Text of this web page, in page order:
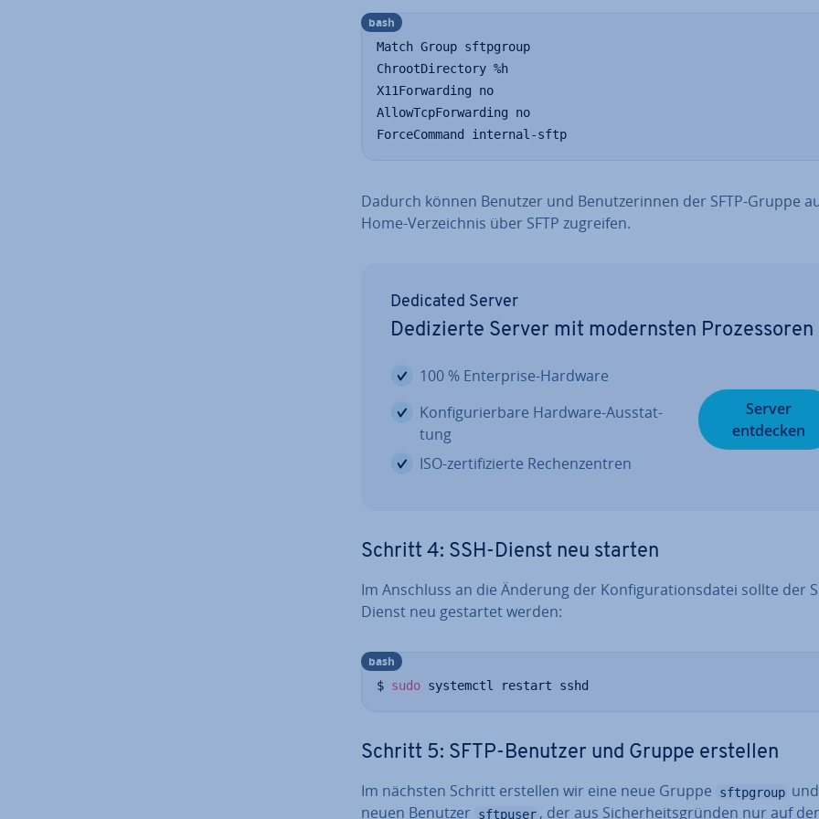
Match Group sftpgroup
ChrootDirectory %h
X11Forwarding no
AllowTcpForwarding no
ForceCommand internal-sftp
bash
Dadurch können Benutzer und Be­nut­ze­rin­nen der SFTP-Gruppe
Home-Ver­zeich­nis über SFTP zugreifen.
Dedicated Server
De­di­zier­te Server mit mo­derns­ten Pro­zes­so­ren
100 % En­ter­pri­se-Hardware
Kon­fi­gu­rier­ba­re Hardware-Aus­stat­
tung
ISO-zer­ti­fi­zier­te Re­chen­zen­tren
Server
entdecken
Schritt 4: SSH-Dienst neu starten
Im Anschluss an die Änderung der Kon­fi­gu­ra­ti­ons­da­tei sollte der
Dienst neu gestartet werden:
$ sudo systemctl restart sshd
bash
Schritt 5: SFTP-Benutzer und Gruppe erstellen
Im nächsten Schritt erstellen wir eine neue Gruppe sftpgroup
neuen Benutzer
sftpuser , der aus Si­cher­heits­grün­den nur auf